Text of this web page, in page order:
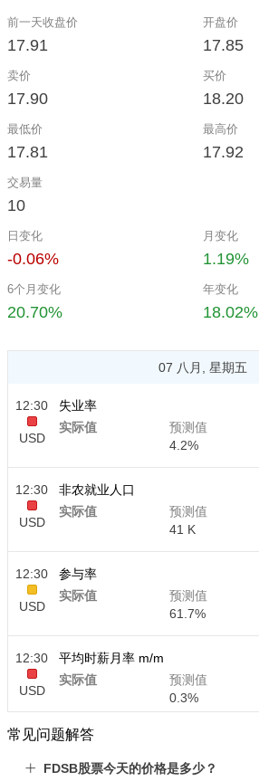
前一天收盘价
17.91
开盘价
17.85
卖价
17.90
买价
18.20
最低价
17.81
最高价
17.92
交易量
10
日变化
-0.06%
月变化
1.19%
6个月变化
20.70%
年变化
18.02%
07 八月, 星期五
12:30
USD
失业率
实际值
预测值
4.2%
12:30
USD
非农就业人口
实际值
预测值
41 K
12:30
USD
参与率
实际值
预测值
61.7%
12:30
USD
平均时薪月率 m/m
实际值
预测值
0.3%
12:30
USD
平均时薪年率 y/y
实际值
预测值
常见问题解答
FDSB股票今天的价格是多少？